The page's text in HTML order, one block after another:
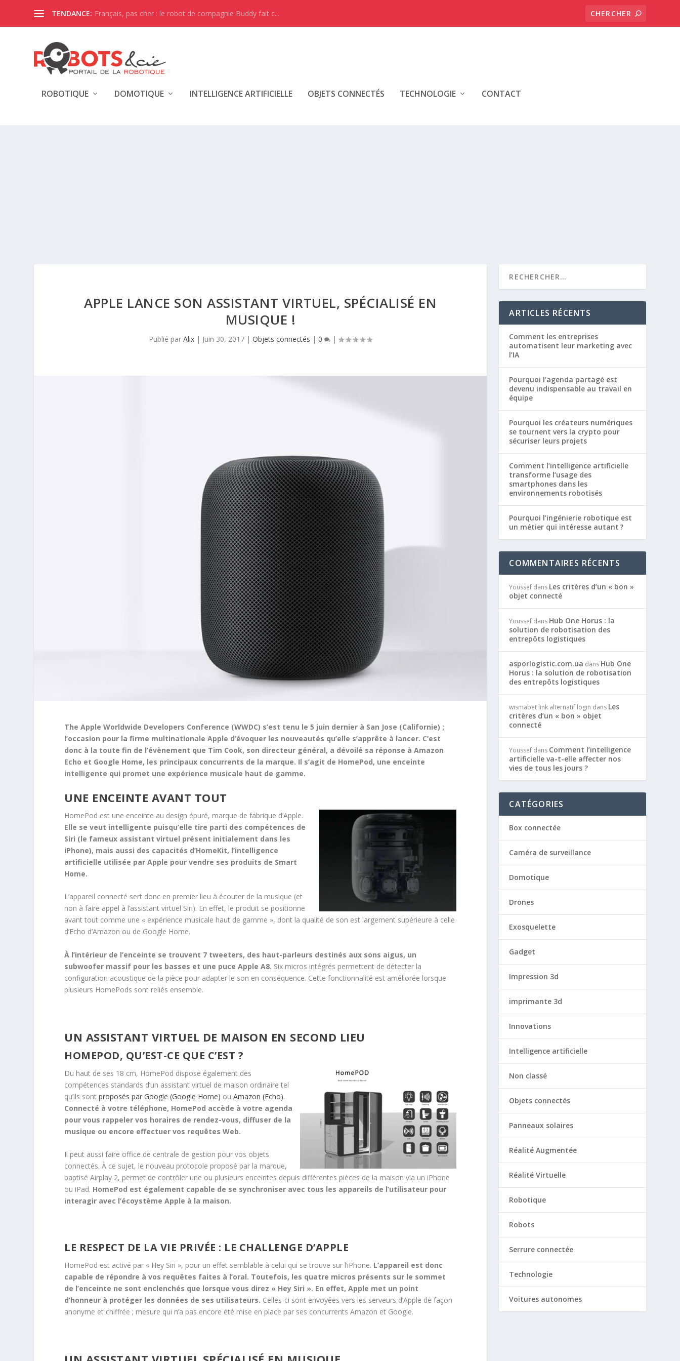
TENDANCE: Français, pas cher : le robot de compagnie Buddy fait c...
ROBOTIQUE DOMOTIQUE INTELLIGENCE ARTIFICIELLE OBJETS CONNECTÉS TECHNOLOGIE CONTACT
APPLE LANCE SON ASSISTANT VIRTUEL, SPÉCIALISÉ EN
MUSIQUE !
Publié parAlix | Juin 30, 2017 |Objets connectés |0 |
The Apple Worldwide Developers Conference (WWDC) s’est tenu le 5 juin dernier à San Jose (Californie) ;
l’occasion pour la firme multinationale Apple d’évoquer les nouveautés qu’elle s’apprête à lancer. C’est
donc à la toute fin de l’évènement que Tim Cook, son directeur général, a dévoilé sa réponse à Amazon
Echo et Google Home, les principaux concurrents de la marque. Il s’agit de HomePod, une enceinte
intelligente qui promet une expérience musicale haut de gamme.
UNE ENCEINTE AVANT TOUT
HomePod est une enceinte au design épuré, marque de fabrique d’Apple.
Elle se veut intelligente puisqu’elle tire parti des compétences de
Siri (le fameux assistant virtuel présent initialement dans les
iPhone), mais aussi des capacités d’HomeKit, l’intelligence
artificielle utilisée par Apple pour vendre ses produits de Smart
Home.
L’appareil connecté sert donc en premier lieu à écouter de la musique (et
non à faire appel à l’assistant virtuel Siri). En effet, le produit se positionne
avant tout comme une « expérience musicale haut de gamme », dont la qualité de son est largement supérieure à celle
d’Echo d’Amazon ou de Google Home.
À l’intérieur de l’enceinte se trouvent 7 tweeters, des haut-parleurs destinés aux sons aigus, un
subwoofer massif pour les basses et une puce Apple A8. Six micros intégrés permettent de détecter la
configuration acoustique de la pièce pour adapter le son en conséquence. Cette fonctionnalité est améliorée lorsque
plusieurs HomePods sont reliés ensemble.
UN ASSISTANT VIRTUEL DE MAISON EN SECOND LIEU
HOMEPOD, QU’EST-CE QUE C’EST ?
Du haut de ses 18 cm, HomePod dispose également des
compétences standards d’un assistant virtuel de maison ordinaire tel
qu’ils sontproposés par Google (Google Home) ouAmazon (Echo).
Connecté à votre téléphone, HomePod accède à votre agenda
pour vous rappeler vos horaires de rendez-vous, diffuser de la
musique ou encore effectuer vos requêtes Web.
Il peut aussi faire office de centrale de gestion pour vos objets
connectés. À ce sujet, le nouveau protocole proposé par la marque,
baptisé Airplay 2, permet de contrôler une ou plusieurs enceintes depuis différentes pièces de la maison via un iPhone
ou iPad. HomePod est également capable de se synchroniser avec tous les appareils de l’utilisateur pour
interagir avec l’écoystème Apple à la maison.
LE RESPECT DE LA VIE PRIVÉE : LE CHALLENGE D’APPLE
HomePod est activé par « Hey Siri », pour un effet semblable à celui qui se trouve sur l’iPhone. L’appareil est donc
capable de répondre à vos requêtes faites à l’oral. Toutefois, les quatre micros présents sur le sommet
de l’enceinte ne sont enclenchés que lorsque vous direz « Hey Siri ». En effet, Apple met un point
d’honneur à protéger les données de ses utilisateurs. Celles-ci sont envoyées vers les serveurs d’Apple de façon
anonyme et chiffrée ; mesure qui n’a pas encore été mise en place par ses concurrents Amazon et Google.
ARTICLES RÉCENTS
Comment les entreprises
automatisent leur marketing avec
l’IA
Pourquoi l’agenda partagé est
devenu indispensable au travail en
équipe
Pourquoi les créateurs numériques
se tournent vers la crypto pour
sécuriser leurs projets
Comment l’intelligence artificielle
transforme l’usage des
smartphones dans les
environnements robotisés
Pourquoi l’ingénierie robotique est
un métier qui intéresse autant ?
COMMENTAIRES RÉCENTS
Youssef dans Les critères d’un « bon »
objet connecté
Youssef dans Hub One Horus : la
solution de robotisation des
entrepôts logistiques
asporlogistic.com.ua dans Hub One
Horus : la solution de robotisation
des entrepôts logistiques
wismabet link alternatif login dans Les
critères d’un « bon » objet
connecté
Youssef dans Comment l’intelligence
artificielle va-t-elle affecter nos
vies de tous les jours ?
CATÉGORIES
Box connectée
Caméra de surveillance
Domotique
Drones
Exosquelette
Gadget
Impression 3d
imprimante 3d
Innovations
Intelligence artificielle
Non classé
Objets connectés
Panneaux solaires
Réalité Augmentée
Réalité Virtuelle
Robotique
Robots
Serrure connectée
Technologie
Voitures autonomes